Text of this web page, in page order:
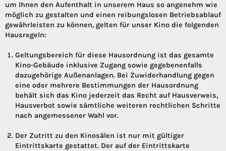
um Ihnen den Aufenthalt in unserem Haus so angenehm wie
möglich zu gestalten und einen reibungslosen Betriebsablauf
gewährleisten zu können, gelten für unser Kino die folgenden
Hausregeln:
Geltungsbereich für diese Hausordnung ist das gesamte
Kino-Gebäude inklusive Zugang sowie gegebenenfalls
dazugehörige Außenanlagen. Bei Zuwiderhandlung gegen
eine oder mehrere Bestimmungen der Hausordnung
behält sich das Kino jederzeit das Recht auf Hausverweis,
Hausverbot sowie sämtliche weiteren rechtlichen Schritte
nach angemessener Wahl vor.
Der Zutritt zu den Kinosälen ist nur mit gültiger
Eintrittskarte gestattet. Der auf der Eintrittskarte